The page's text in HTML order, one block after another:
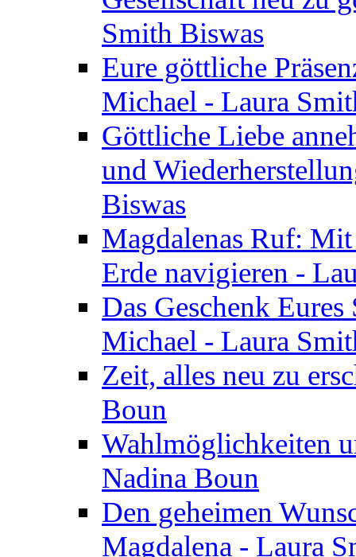
Smith Biswas
Eure göttliche
Michael - Laura
Göttliche Liebe
und
Biswas
Magdalenas Ruf:
Erde navigieren -
Das Geschenk
Michael - Laura
Zeit, alles neu zu
Boun
Wahlmöglichkeiten
Nadina Boun
Den geheimen
Magdalena - Laura